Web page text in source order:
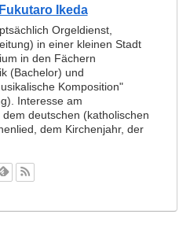
Ikeda
Orgeldienst,
in einer kleinen Stadt
in den Fächern
(Bachelor) und
Komposition"
Interesse am
deutschen (katholischen
dem Kirchenjahr, der